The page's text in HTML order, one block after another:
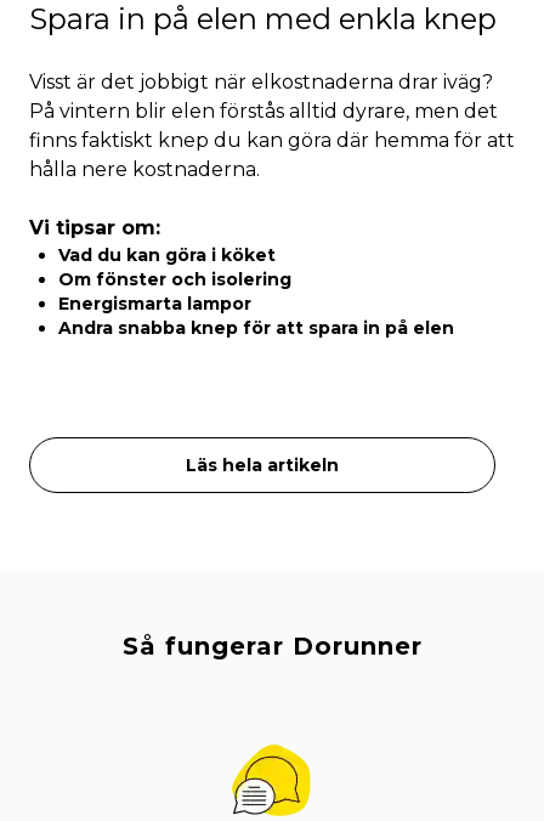
Spara in på elen med enkla knep
Visst är det jobbigt när elkostnaderna drar iväg?
På vintern blir elen förstås alltid dyrare, men det
finns faktiskt knep du kan göra där hemma för att
hålla nere kostnaderna.
Vi tipsar om:
Vad du kan göra i köket
Om fönster och isolering
Energismarta lampor
Andra snabba knep för att spara in på elen
Läs hela artikeln
Så fungerar Dorunner